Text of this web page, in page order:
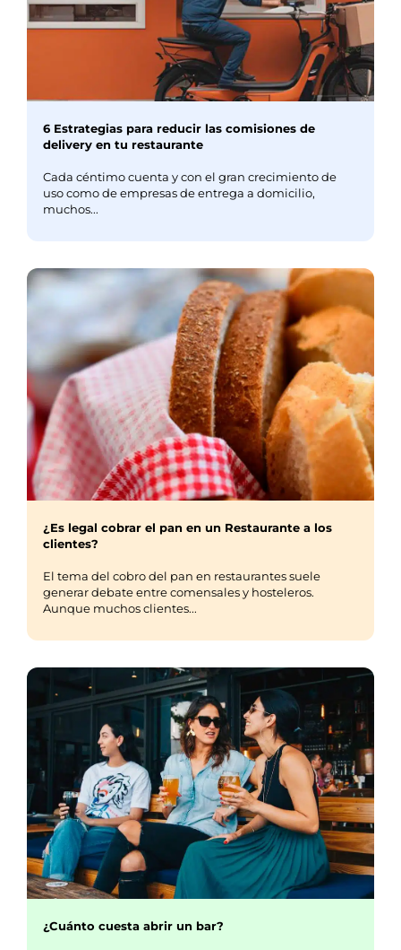
6 Estrategias para reducir las comisiones de
delivery en tu restaurante
Cada céntimo cuenta y con el gran crecimiento de
uso como de empresas de entrega a domicilio,
muchos...
¿Es legal cobrar el pan en un Restaurante a los
clientes?
El tema del cobro del pan en restaurantes suele
generar debate entre comensales y hosteleros.
Aunque muchos clientes...
¿Cuánto cuesta abrir un bar?